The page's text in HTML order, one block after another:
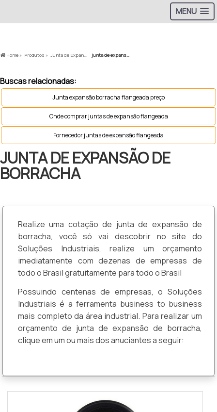
MENU
Home » Produtos » Junta de Expansão » junta de expansão de borracha
Buscas relacionadas:
Junta expansão borracha flangeada preço
Onde comprar juntas de expansão flangeada
Fornecedor juntas de expansão flangeada
JUNTA DE EXPANSÃO DE
BORRACHA
Realize uma cotação de junta de expansão de
borracha, você só vai descobrir no site do
Soluções Industriais, realize um orçamento
imediatamente com dezenas de empresas de
todo o Brasil gratuitamente para todo o Brasil
Possuindo centenas de empresas, o Soluções
Industriais é a ferramenta business to business
mais completo da área industrial. Para realizar um
orçamento de junta de expansão de borracha,
clique em um ou mais dos anuciantes a seguir: